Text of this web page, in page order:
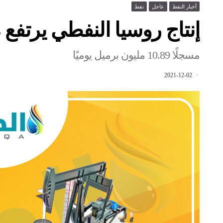
أخبار النفط عاجل نفط
إنتاج روسيا النفطي يرتفع 0.4% في نوفمبر
مسجلًا 10.89 مليون برميل يوميًا
2021-12-02